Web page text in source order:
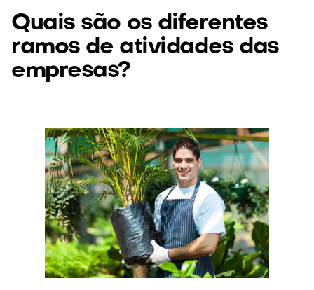
Quais são os diferentes
ramos de atividades das
empresas?